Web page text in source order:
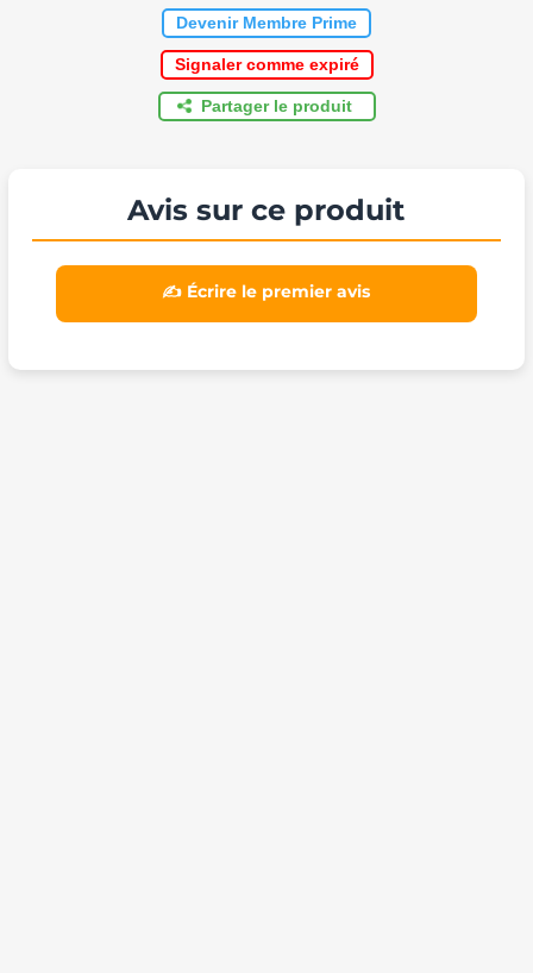
Devenir Membre Prime
Signaler comme expiré
Partager le produit
Avis sur ce produit
✍️ Écrire le premier avis